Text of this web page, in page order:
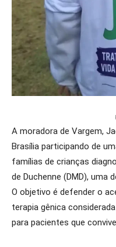
A moradora de Vargem,
Brasília participando de
famílias de crianças
de Duchenne (DMD), uma
O objetivo é defender o
terapia gênica
para pacientes que